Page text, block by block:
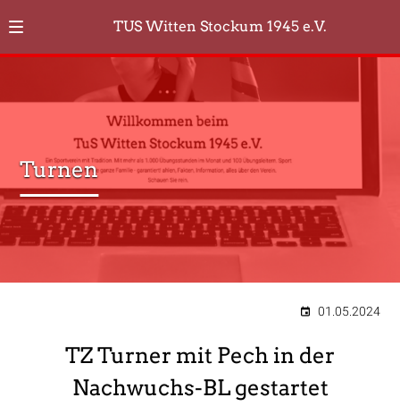
TUS Witten Stockum 1945 e.V.
Turnen
01.05.2024
TZ Turner mit Pech in der
Nachwuchs-BL gestartet